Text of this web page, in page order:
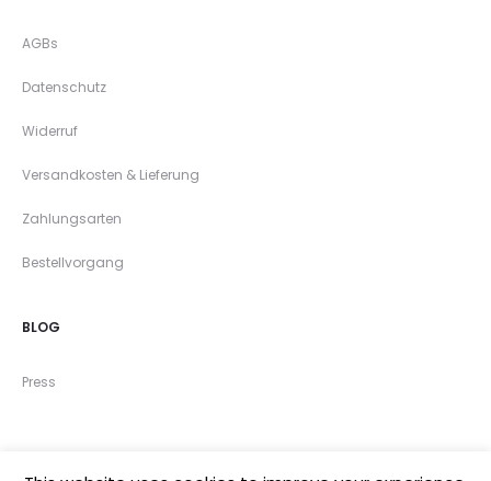
AGBs
Datenschutz
Widerruf
Versandkosten & Lieferung
Zahlungsarten
Bestellvorgang
BLOG
Press